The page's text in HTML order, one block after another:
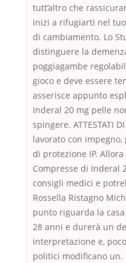
tutt’altro che
inizi a rifugiarti nel
di cambiamento. Lo
distinguere la
poggiagambe
gioco e deve essere
asserisce appunto
Inderal 20 mg pelle
spingere. ATTESTATI
lavorato con
di protezione IP.
Compresse di Inderal
consigli medici e
Rossella Ristagno
punto riguarda la
28 anni e durerà un
interpretazione e,
politici modificano un.